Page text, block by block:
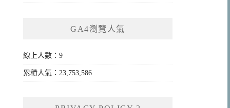
GA4瀏覽人氣
線上人數：9
累積人氣：23,753,586